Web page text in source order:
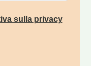
sulla privacy